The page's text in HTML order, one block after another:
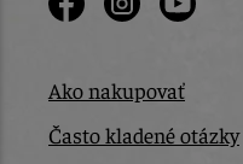
Ako nakupovať
Často kladené otázky